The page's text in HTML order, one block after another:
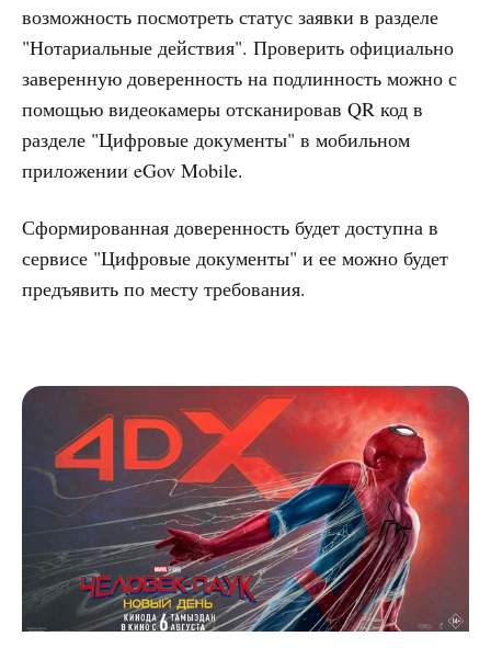
возможность посмотреть статус заявки в разделе
"Нотариальные действия". Проверить официально
заверенную доверенность на подлинность можно с
помощью видеокамеры отсканировав QR код в
разделе "Цифровые документы" в мобильном
приложении eGov Mobile.
Сформированная доверенность будет доступна в
сервисе "Цифровые документы" и ее можно будет
предъявить по месту требования.